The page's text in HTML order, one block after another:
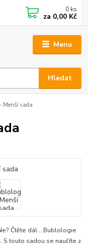
Menu
Hledat
0 ks
za 0,00 Kč
Menší sada
Čtěte dál....Bublologie
S touto sadou se naučíte z